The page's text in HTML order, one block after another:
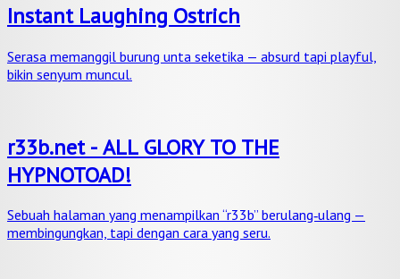
Instant Laughing Ostrich
Serasa memanggil burung unta seketika — absurd tapi playful,
bikin senyum muncul.
r33b.net - ALL GLORY TO THE
HYPNOTOAD!
Sebuah halaman yang menampilkan “r33b” berulang‑ulang —
membingungkan, tapi dengan cara yang seru.